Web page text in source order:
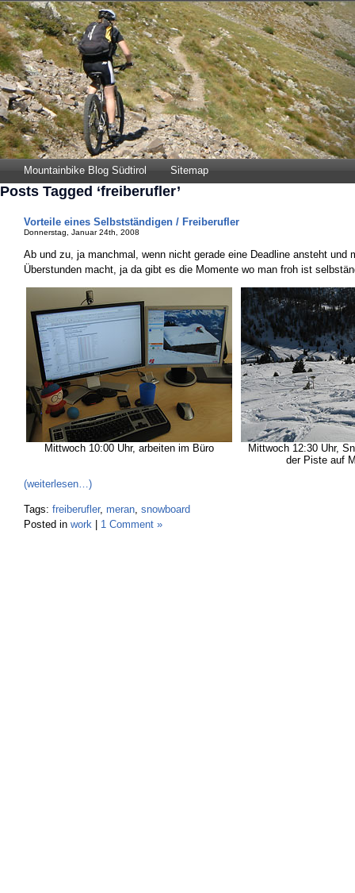
Mountainbike Blog Südtirol Sitemap
Posts Tagged ‘freiberufler’
Vorteile eines Selbstständigen / Freiberufler
Donnerstag, Januar 24th, 2008
Ab und zu, ja manchmal, wenn nicht gerade eine Deadline ansteht und
Überstunden macht, ja da gibt es die Momente wo man froh ist
Mittwoch 10:00 Uhr, arbeiten im Büro
Mittwoch 12:30 Uhr,
der Piste auf
(weiterlesen…)
Tags: freiberufler, meran, snowboard
Posted in work 1 Comment »